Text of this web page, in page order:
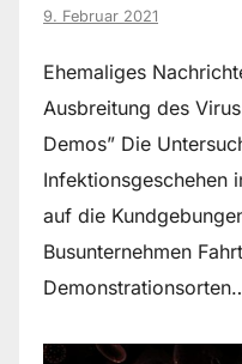
9. Februar 2021
Ehemaliges
Ausbreitung des
Demos” Die
Infektionsgeschehen
auf die
Busunternehmen